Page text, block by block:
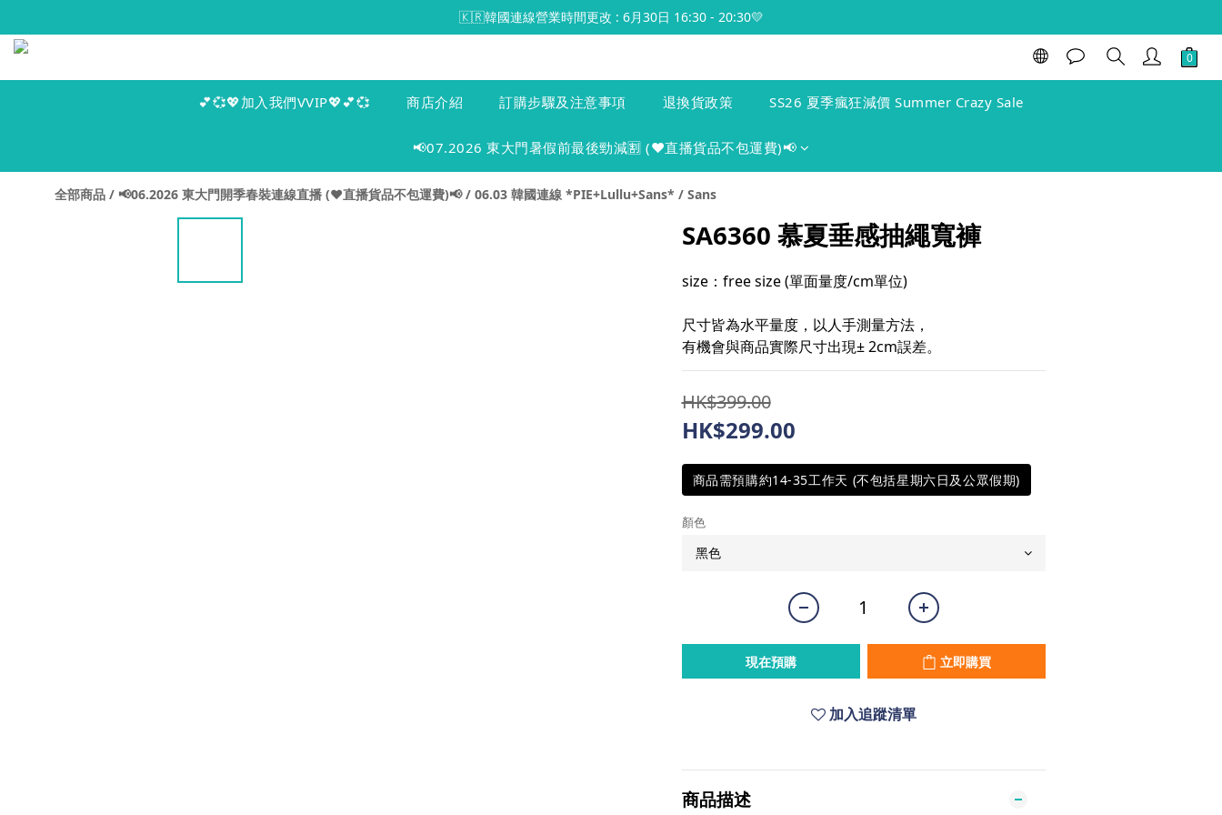
🇰🇷韓國連線營業時間更改 : 6月30日 16:30 - 20:30💛
💕💞💖加入我們VVIP💖💕💞 商店介紹 訂購步驟及注意事項 退換貨政策 SS26 夏季瘋狂減價 Summer Crazy Sale
📢07.2026 東大門暑假前最後勁減🈹 (♥️直播貨品不包運費)📢
全部商品 / 📢06.2026 東大門開季春裝連線直播 (♥️直播貨品不包運費)📢/ 06.03 韓國連線 *PIE+Lullu+Sans* / Sans
SA6360 慕夏垂感抽繩寬褲
size：free size (單面量度/cm單位)
尺寸皆為水平量度，以人手測量方法，
有機會與商品實際尺寸出現± 2cm誤差。
HK$399.00
HK$299.00
商品需預購約14-35工作天 (不包括星期六日及公眾假期)
顏色
現在預購 立即購買
加入追蹤清單
商品描述
立即購買